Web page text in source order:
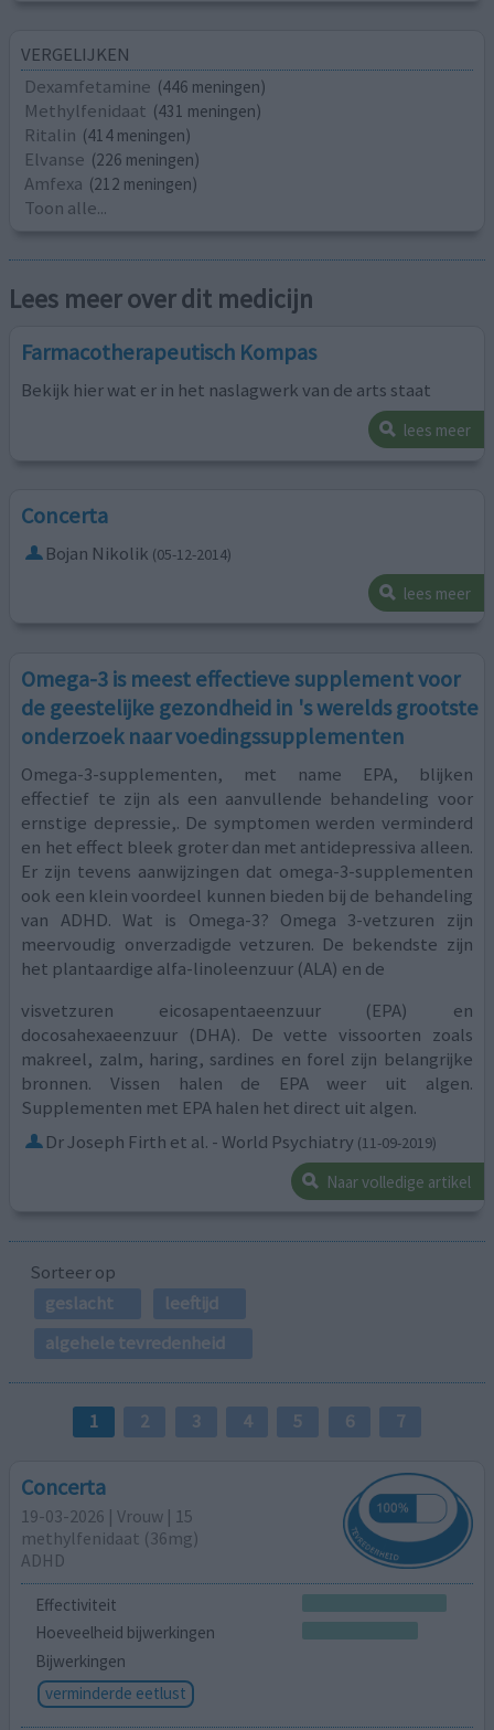
VERGELIJKEN
Dexamfetamine (446 meningen)
Methylfenidaat (431 meningen)
Ritalin (414 meningen)
Elvanse (226 meningen)
Amfexa (212 meningen)
Toon alle...
Lees meer over dit medicijn
Farmacotherapeutisch Kompas
Bekijk hier wat er in het naslagwerk van de arts staat
lees meer
Concerta
Bojan Nikolik (05-12-2014)
lees meer
Omega-3 is meest effectieve supplement voor
de geestelijke gezondheid in 's werelds grootste
onderzoek naar voedingssupplementen
Omega-3-supplementen, met name EPA, blijken
effectief te zijn als een aanvullende behandeling voor
ernstige depressie,. De symptomen werden verminderd
en het effect bleek groter dan met antidepressiva alleen.
Er zijn tevens aanwijzingen dat omega-3-supplementen
ook een klein voordeel kunnen bieden bij de behandeling
van ADHD. Wat is Omega-3? Omega 3-vetzuren zijn
meervoudig onverzadigde vetzuren. De bekendste zijn
het plantaardige alfa-linoleenzuur (ALA) en de
visvetzuren eicosapentaeenzuur (EPA) en
docosahexaeenzuur (DHA). De vette vissoorten zoals
makreel, zalm, haring, sardines en forel zijn belangrijke
bronnen. Vissen halen de EPA weer uit algen.
Supplementen met EPA halen het direct uit algen.
Dr Joseph Firth et al. - World Psychiatry (11-09-2019)
Naar volledige artikel
Sorteer op
geslacht
leeftijd
algehele tevredenheid
1 2 3 4 5 6 7
Concerta
19-03-2026 | Vrouw | 15
methylfenidaat (36mg)
ADHD
Effectiviteit
Hoeveelheid bijwerkingen
Bijwerkingen
verminderde eetlust